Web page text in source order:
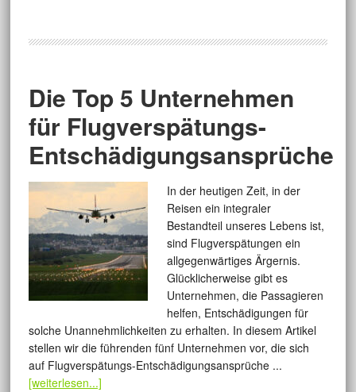
Die Top 5 Unternehmen
für Flugverspätungs-
Entschädigungsansprüche
In der heutigen Zeit, in der
Reisen ein integraler
Bestandteil unseres Lebens ist,
sind Flugverspätungen ein
allgegenwärtiges Ärgernis.
Glücklicherweise gibt es
Unternehmen, die Passagieren
helfen, Entschädigungen für
solche Unannehmlichkeiten zu erhalten. In diesem Artikel
stellen wir die führenden fünf Unternehmen vor, die sich
auf Flugverspätungs-Entschädigungsansprüche ...
[weiterlesen...]